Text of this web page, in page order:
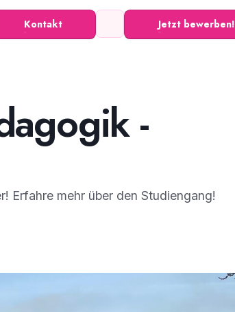
Kontakt Jetzt bewerben!
-
Erfahre mehr über den Studiengang!